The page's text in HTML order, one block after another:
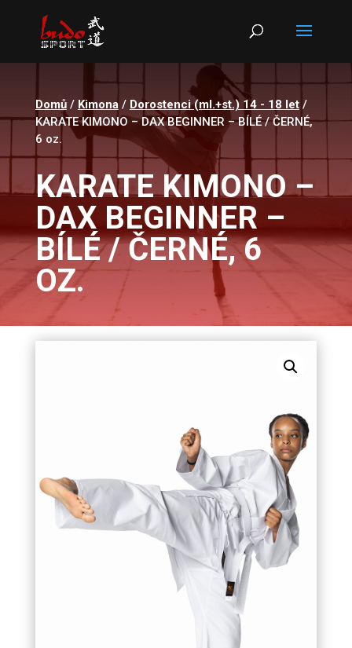
Products
search
Domů/ Kimona/ Dorostenci (ml.+st.) 14 - 18 let/
KARATE KIMONO – DAX BEGINNER – BÍLÉ / ČERNÉ,
6 oz.
KARATE KIMONO –
DAX BEGINNER –
BÍLÉ / ČERNÉ, 6
OZ.